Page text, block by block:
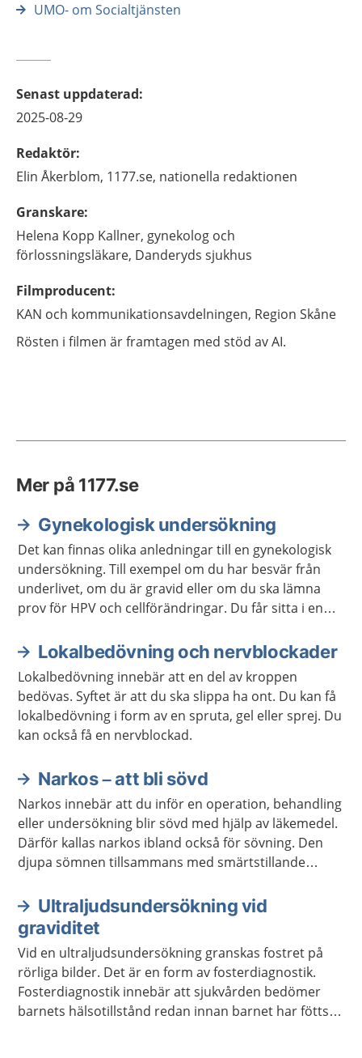
UMO- om Socialtjänsten
Senast uppdaterad:
2025-08-29
Redaktör:
Elin Åkerblom, 1177.se, nationella redaktionen
Granskare:
Helena Kopp Kallner, gynekolog och
förlossningsläkare, Danderyds sjukhus
Filmproducent:
KAN och kommunikationsavdelningen, Region Skåne
Rösten i filmen är framtagen med stöd av AI.
Mer på 1177.se
Gynekologisk undersökning
Det kan finnas olika anledningar till en gynekologisk
undersökning. Till exempel om du har besvär från
underlivet, om du är gravid eller om du ska lämna
prov för HPV och cellförändringar. Du får sitta i en
undersökningen.
Lokalbedövning och nervblockader
Lokalbedövning innebär att en del av kroppen
bedövas. Syftet är att du ska slippa ha ont. Du kan få
lokalbedövning i form av en spruta, gel eller sprej. Du
kan också få en nervblockad.
Narkos – att bli sövd
Narkos innebär att du inför en operation, behandling
eller undersökning blir sövd med hjälp av läkemedel.
Därför kallas narkos ibland också för sövning. Den
djupa sömnen tillsammans med smärtstillande
av det som händer.
Ultraljudsundersökning vid
graviditet
Vid en ultraljudsundersökning granskas fostret på
rörliga bilder. Det är en form av fosterdiagnostik.
Fosterdiagnostik innebär att sjukvården bedömer
barnets hälsotillstånd redan innan barnet har fötts.